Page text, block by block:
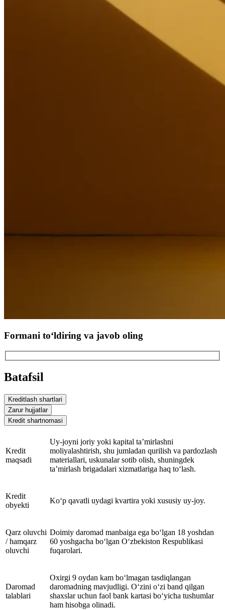
Formani to‘ldiring va javob oling
Batafsil
Kreditlash shartlari
Zarur hujjatlar
Kredit shartnomasi
Kredit
maqsadi
Uy-joyni joriy yoki kapital ta’mirlashni
moliyalashtirish, shu jumladan qurilish va pardozlash
materiallari, uskunalar sotib olish, shuningdek
ta’mirlash brigadalari xizmatlariga haq to‘lash.
Kredit
obyekti
Ko‘p qavatli uydagi kvartira yoki xususiy uy-joy.
Qarz oluvchi
/ hamqarz
oluvchi
Doimiy daromad manbaiga ega bo‘lgan 18 yoshdan
60 yoshgacha bo‘lgan O‘zbekiston Respublikasi
fuqarolari.
Daromad
talablari
Oxirgi 9 oydan kam bo‘lmagan tasdiqlangan
daromadning mavjudligi. O‘zini o‘zi band qilgan
shaxslar uchun faol bank kartasi bo‘yicha tushumlar
ham hisobga olinadi.